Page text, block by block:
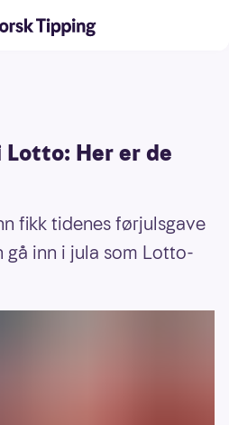
Her er de
fikk tidenes førjulsgave
gå inn i jula som Lotto-